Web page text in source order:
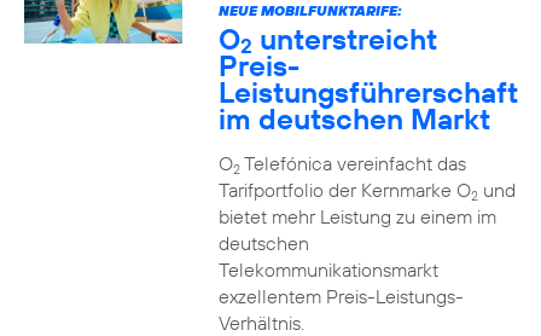
NEUE MOBILFUNKTARIFE:
O2 unterstreicht
Preis-
Leistungsführerschaft
im deutschen Markt
O2Telefónica vereinfacht das
Tarifportfolio der Kernmarke O2und
bietet mehr Leistung zu einem im
deutschen
Telekommunikationsmarkt
exzellentem Preis-Leistungs-
Verhältnis.